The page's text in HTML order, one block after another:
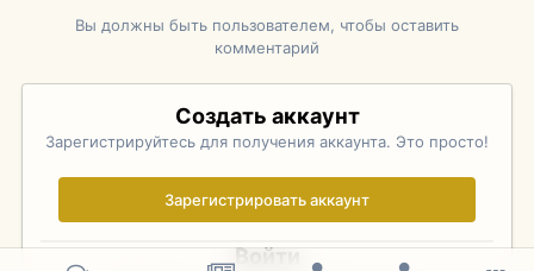
Вы должны быть пользователем, чтобы оставить
комментарий
Создать аккаунт
Зарегистрируйтесь для получения аккаунта. Это просто!
Зарегистрировать аккаунт
Войти